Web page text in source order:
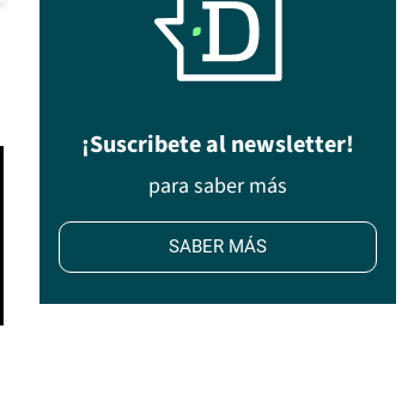
¡Suscribete al newsletter!
para saber más
SABER MÁS